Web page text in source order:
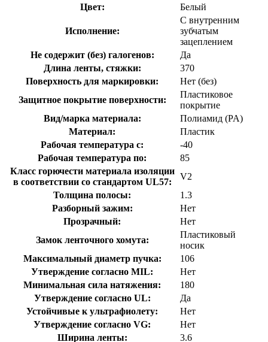
Цвет:
Белый
Исполнение:
С внутренним
зубчатым
зацеплением
Не содержит (без) галогенов:
Да
Длина ленты, стяжки:
370
Поверхность для маркировки:
Нет (без)
Защитное покрытие поверхности:
Пластиковое
покрытие
Вид/марка материала:
Полиамид (PA)
Материал:
Пластик
Рабочая температура с:
-40
Рабочая температура по:
85
Класс горючести материала изоляции
в соответствии со стандартом UL57:
V2
Толщина полосы:
1.3
Разборный зажим:
Нет
Прозрачный:
Нет
Замок ленточного хомута:
Пластиковый
носик
Максимальный диаметр пучка:
106
Утверждение согласно MIL:
Нет
Минимальная сила натяжения:
180
Утверждение согласно UL:
Да
Устойчивые к ультрафиолету:
Нет
Утверждение согласно VG:
Нет
Ширина ленты:
3.6